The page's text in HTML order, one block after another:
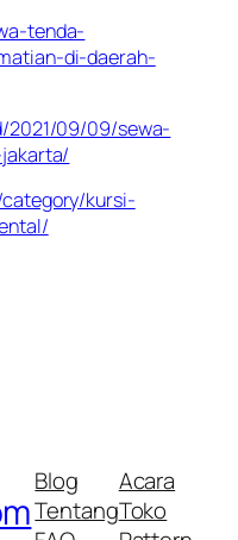
tenda-
di-daerah-
2021/09/09/sewa-
kursi-
Blog
Tentang
Acara
Toko